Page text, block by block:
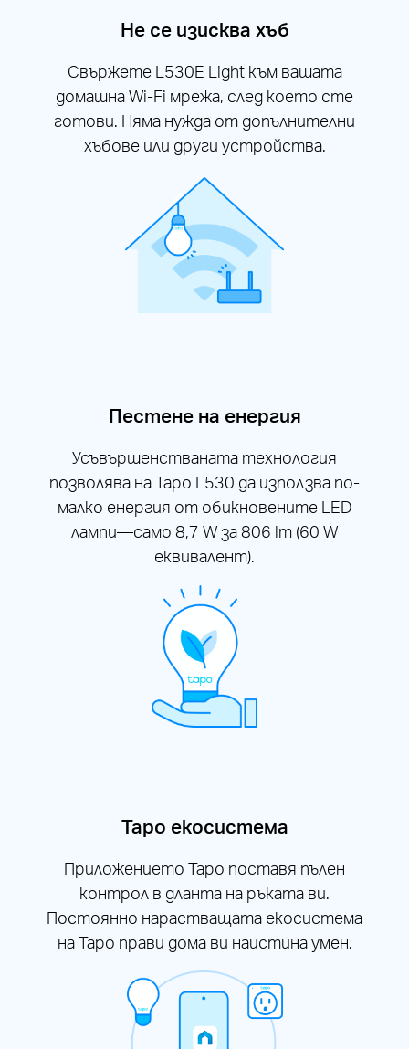
Не се изисква хъб
Свържете L530E Light към вашата
домашна Wi-Fi мрежа, след което сте
готови. Няма нужда от допълнителни
хъбове или други устройства.
Пестене на енергия
Усъвършенстваната технология
позволява на Tapo L530 да използва по-
малко енергия от обикновените LED
лампи—само 8,7 W за 806 lm (60 W
еквивалент).
Tapo екосистема
Приложението Tapo поставя пълен
контрол в дланта на ръката ви.
Постоянно нарастващата екосистема
на Tapo прави дома ви наистина умен.